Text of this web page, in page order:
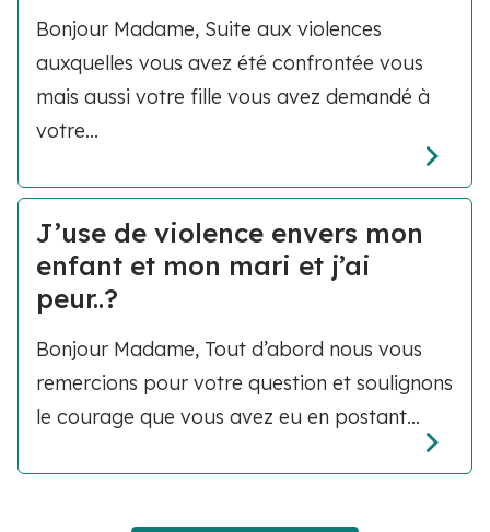
Bonjour Madame, Suite aux violences
auxquelles vous avez été confrontée vous
mais aussi votre fille vous avez demandé à
votre...
J’use de violence envers mon
enfant et mon mari et j’ai
peur..?
Bonjour Madame, Tout d’abord nous vous
remercions pour votre question et soulignons
le courage que vous avez eu en postant...